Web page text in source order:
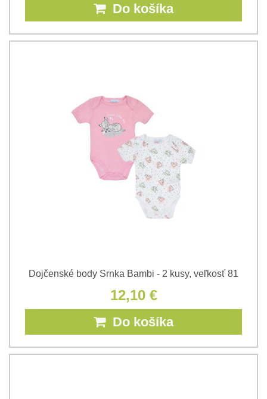
Do košíka
Dojčenské body Srnka Bambi - 2 kusy, veľkosť 81
12,10 €
Do košíka